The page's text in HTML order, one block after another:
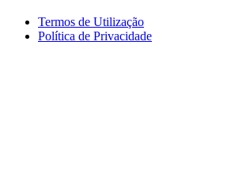
Termos de Utilização
Política de Privacidade